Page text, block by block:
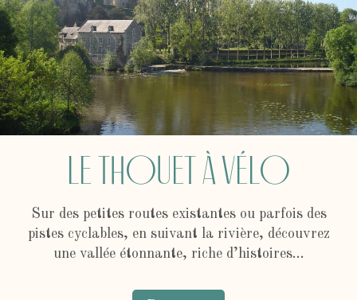
Le Thouet à vélo
Sur des petites routes existantes ou parfois des
pistes cyclables, en suivant la rivière, découvrez
une vallée étonnante, riche d’histoires…